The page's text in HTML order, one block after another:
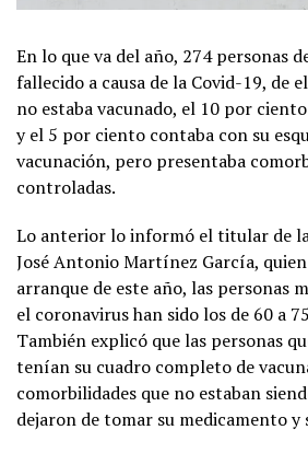
En lo que va del año, 274 personas
fallecido a causa de la Covid-19, de
no estaba vacunado, el 10 por
y el 5 por ciento contaba con su
vacunación, pero presentaba
controladas.
Lo anterior lo informó el titular de
José Antonio Martínez García,
arranque de este año, las personas
el coronavirus han sido los de 60 a
También explicó que las personas
tenían su cuadro completo de
comorbilidades que no estaban
dejaron de tomar su medicamento y